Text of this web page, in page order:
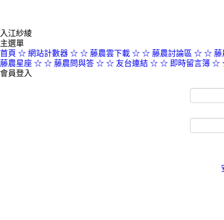
入江紗綾
主選單
首頁 ☆ 網站計數器 ☆☆ 藤農雲下載 ☆☆ 藤農討論區 ☆☆ 藤
藤農星座 ☆☆ 藤農問與答 ☆☆ 友台連結 ☆☆ 即時留言簿 ☆
會員登入